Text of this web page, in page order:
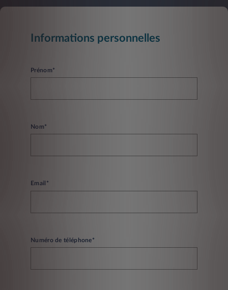
Informations personnelles
Prénom*
Nom*
Email*
Numéro de téléphone*